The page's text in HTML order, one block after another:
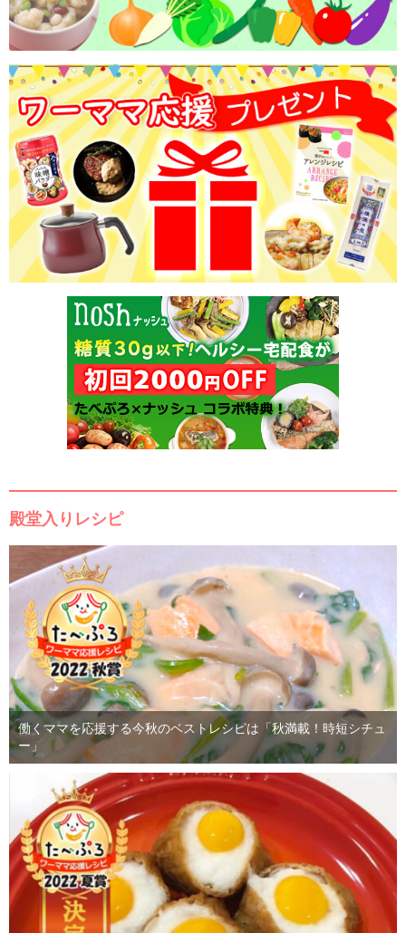
殿堂入りレシピ
働くママを応援する今秋のベストレシピは「秋満載！時短シチュ
ー」